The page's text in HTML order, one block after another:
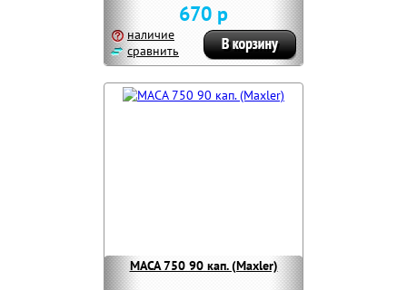
670 р
наличие
сравнить
MACA 750 90 кап. (Maxler)